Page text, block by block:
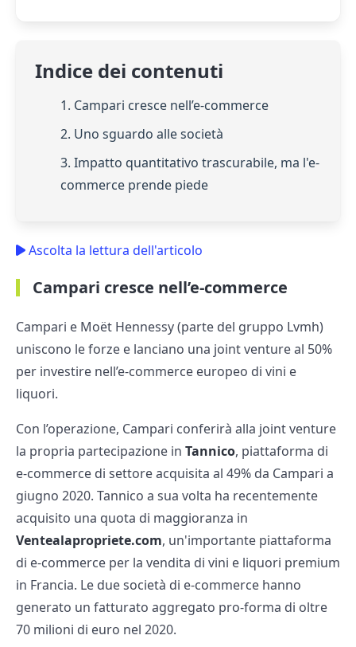
Indice dei contenuti
1. Campari cresce nell’e-commerce
2. Uno sguardo alle società
3. Impatto quantitativo trascurabile, ma l'e-
commerce prende piede
Ascolta la lettura dell'articolo
Campari cresce nell’e-commerce
Campari e Moët Hennessy (parte del gruppo Lvmh)
uniscono le forze e lanciano una joint venture al 50%
per investire nell’e-commerce europeo di vini e
liquori.
Con l’operazione, Campari conferirà alla joint venture
la propria partecipazione in Tannico, piattaforma di
e-commerce di settore acquisita al 49% da Campari a
giugno 2020. Tannico a sua volta ha recentemente
acquisito una quota di maggioranza in
Ventealapropriete.com, un'importante piattaforma
di e-commerce per la vendita di vini e liquori premium
in Francia. Le due società di e-commerce hanno
generato un fatturato aggregato pro-forma di oltre
70 milioni di euro nel 2020.